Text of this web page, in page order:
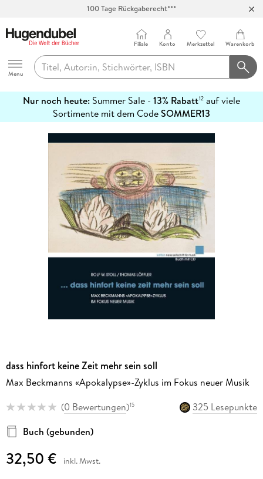
100 Tage Rückgaberecht***
Hugendubel
Menu
Filiale Konto Merkzettel Warenkorb
Nur noch heute: Summer Sale - 13% Rabatt12 auf viele
Sortimente mit dem CodeSOMMER13
erfahren
dass hinfort keine Zeit mehr sein soll
Max Beckmanns «Apokalypse»-Zyklus im Fokus neuer Musik
(0 Bewertungen)15
325 Lesepunkte
Buch (gebunden)
32,50 € inkl. Mwst.